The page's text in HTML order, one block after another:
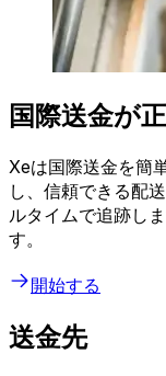
国際送金が
Xeは国際送金を簡
し、信頼できる配
ルタイムで追跡し
す。
開始する
送金先